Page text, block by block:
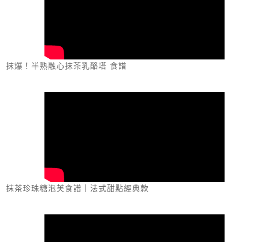
抹爆！半熟融心抹茶乳酪塔 食譜
抹茶珍珠糖泡芙食譜｜法式甜點經典款